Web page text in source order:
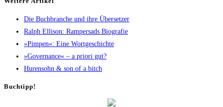
Die Buch­bran­che und ihre Übersetzer
Ralph Elli­son: Ram­pers­ads Biografie
»Pim­pen«: Eine Wortgeschichte
»Gover­nan­ce« – a prio­ri gut?
Huren­sohn & son of a bitch
Buch­tipp!